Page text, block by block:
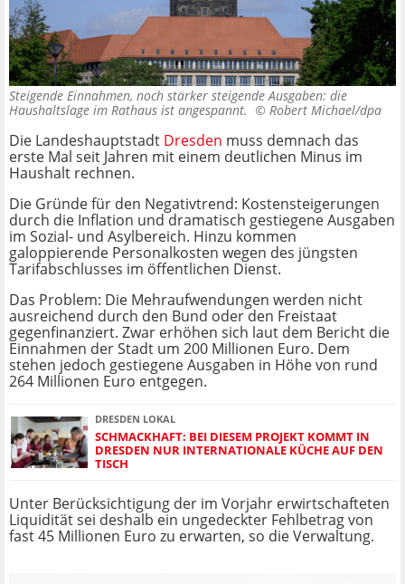
Steigende Einnahmen, noch stärker steigende Ausgaben: die
Haushaltslage im Rathaus ist angespannt. © Robert Michael/dpa
Die Landeshauptstadt Dresden muss demnach das
erste Mal seit Jahren mit einem deutlichen Minus im
Haushalt rechnen.
Die Gründe für den Negativtrend: Kostensteigerungen
durch die Inflation und dramatisch gestiegene Ausgaben
im Sozial- und Asylbereich. Hinzu kommen
galoppierende Personalkosten wegen des jüngsten
Tarifabschlusses im öffentlichen Dienst.
Das Problem: Die Mehraufwendungen werden nicht
ausreichend durch den Bund oder den Freistaat
gegenfinanziert. Zwar erhöhen sich laut dem Bericht die
Einnahmen der Stadt um 200 Millionen Euro. Dem
stehen jedoch gestiegene Ausgaben in Höhe von rund
264 Millionen Euro entgegen.
DRESDEN LOKAL
SCHMACKHAFT: BEI DIESEM PROJEKT KOMMT IN
DRESDEN NUR INTERNATIONALE KÜCHE AUF DEN
TISCH
Unter Berücksichtigung der im Vorjahr erwirtschafteten
Liquidität sei deshalb ein ungedeckter Fehlbetrag von
fast 45 Millionen Euro zu erwarten, so die Verwaltung.